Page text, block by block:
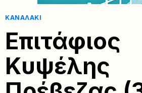
ΚΑΝΑΛΆΚΙ
Επιτάφιος
Κυψέλης